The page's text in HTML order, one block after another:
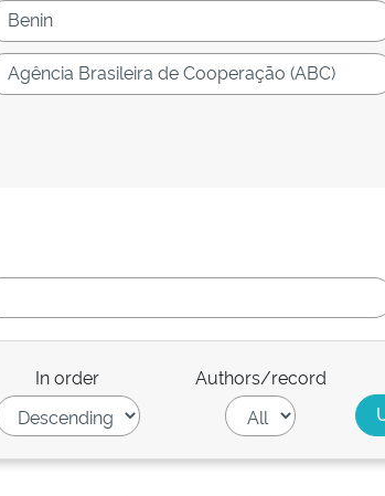
In order Authors/record